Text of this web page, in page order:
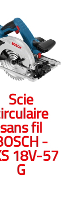
Scie
sans fil
-
18V-57
G